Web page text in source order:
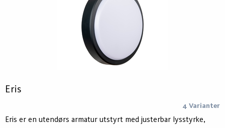
Eris
4 Varianter
Eris er en utendørs armatur utstyrt med justerbar lysstyrke,